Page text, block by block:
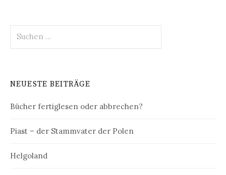
nach:
NEUESTE BEITRÄGE
Bücher fertiglesen oder abbrechen?
Piast – der Stammvater der Polen
Helgoland